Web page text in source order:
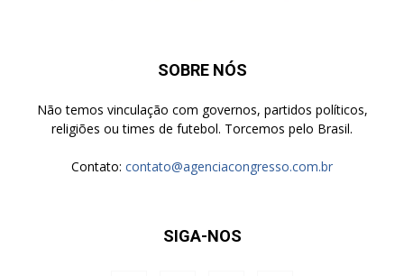
SOBRE NÓS
Não temos vinculação com governos, partidos políticos,
religiões ou times de futebol. Torcemos pelo Brasil.
Contato: contato@agenciacongresso.com.br
SIGA-NOS